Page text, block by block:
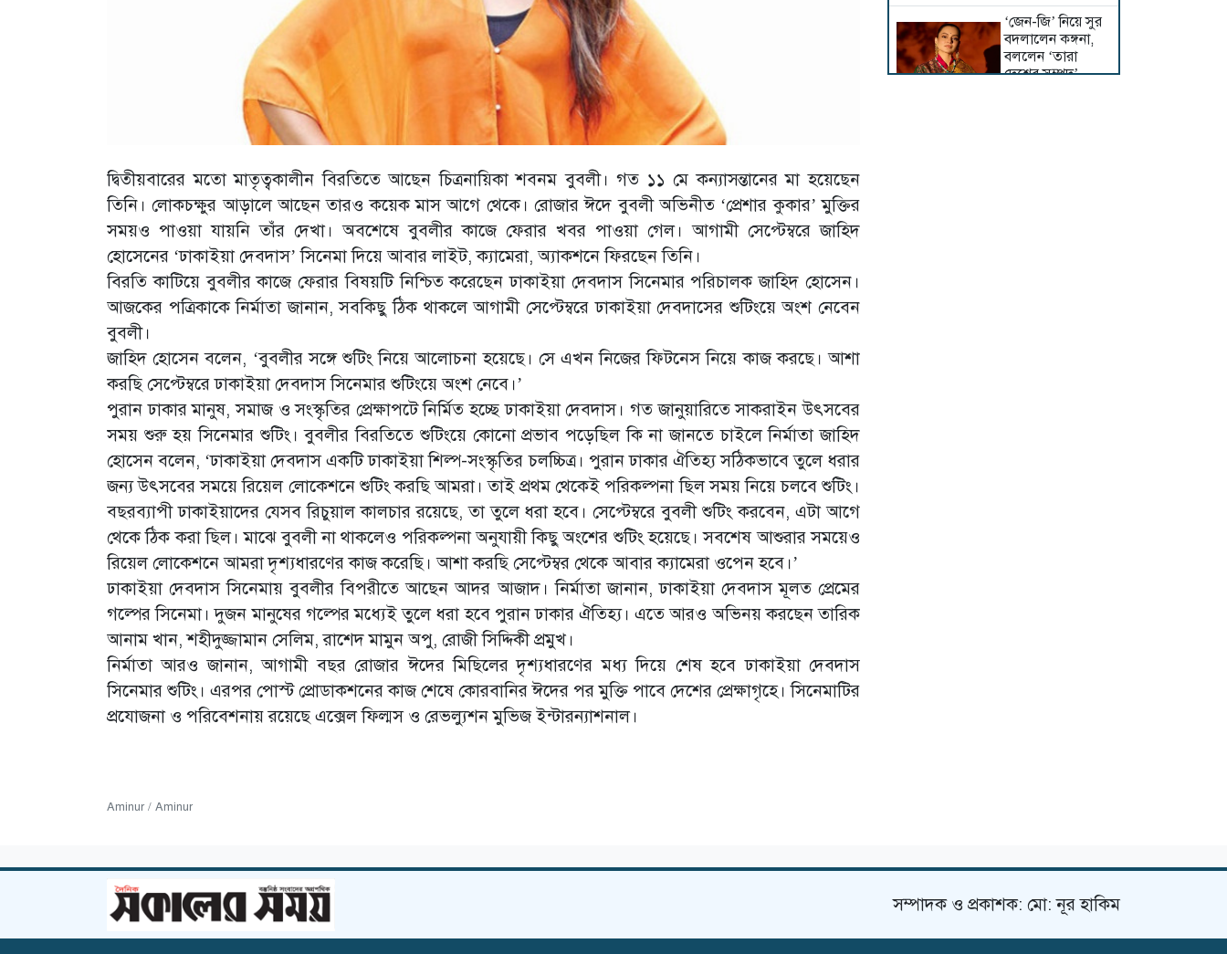
দ্বিতীয়বারের মতো মাতৃত্বকালীন বিরতিতে আছেন চিত্রনায়িকা শবনম বুবলী। গত ১১ মে কন্যাসন্তানের মা হয়েছেন
তিনি। লোকচক্ষুর আড়ালে আছেন তারও কয়েক মাস আগে থেকে। রোজার ঈদে বুবলী অভিনীত ‘প্রেশার কুকার’ মুক্তির
সময়ও পাওয়া যায়নি তাঁর দেখা। অবশেষে বুবলীর কাজে ফেরার খবর পাওয়া গেল। আগামী সেপ্টেম্বরে জাহিদ
হোসেনের ‘ঢাকাইয়া দেবদাস’ সিনেমা দিয়ে আবার লাইট, ক্যামেরা, অ্যাকশনে ফিরছেন তিনি।
বিরতি কাটিয়ে বুবলীর কাজে ফেরার বিষয়টি নিশ্চিত করেছেন ঢাকাইয়া দেবদাস সিনেমার পরিচালক জাহিদ হোসেন।
আজকের পত্রিকাকে নির্মাতা জানান, সবকিছু ঠিক থাকলে আগামী সেপ্টেম্বরে ঢাকাইয়া দেবদাসের শুটিংয়ে অংশ নেবেন
বুবলী।
জাহিদ হোসেন বলেন, ‘বুবলীর সঙ্গে শুটিং নিয়ে আলোচনা হয়েছে। সে এখন নিজের ফিটনেস নিয়ে কাজ করছে। আশা
করছি সেপ্টেম্বরে ঢাকাইয়া দেবদাস সিনেমার শুটিংয়ে অংশ নেবে।’
পুরান ঢাকার মানুষ, সমাজ ও সংস্কৃতির প্রেক্ষাপটে নির্মিত হচ্ছে ঢাকাইয়া দেবদাস। গত জানুয়ারিতে সাকরাইন উৎসবের
সময় শুরু হয় সিনেমার শুটিং। বুবলীর বিরতিতে শুটিংয়ে কোনো প্রভাব পড়েছিল কি না জানতে চাইলে নির্মাতা জাহিদ
হোসেন বলেন, ‘ঢাকাইয়া দেবদাস একটি ঢাকাইয়া শিল্প-সংস্কৃতির চলচ্চিত্র। পুরান ঢাকার ঐতিহ্য সঠিকভাবে তুলে ধরার
জন্য উৎসবের সময়ে রিয়েল লোকেশনে শুটিং করছি আমরা। তাই প্রথম থেকেই পরিকল্পনা ছিল সময় নিয়ে চলবে শুটিং।
বছরব্যাপী ঢাকাইয়াদের যেসব রিচুয়াল কালচার রয়েছে, তা তুলে ধরা হবে। সেপ্টেম্বরে বুবলী শুটিং করবেন, এটা আগে
থেকে ঠিক করা ছিল। মাঝে বুবলী না থাকলেও পরিকল্পনা অনুযায়ী কিছু অংশের শুটিং হয়েছে। সবশেষ আশুরার সময়েও
রিয়েল লোকেশনে আমরা দৃশ্যধারণের কাজ করেছি। আশা করছি সেপ্টেম্বর থেকে আবার ক্যামেরা ওপেন হবে।’
ঢাকাইয়া দেবদাস সিনেমায় বুবলীর বিপরীতে আছেন আদর আজাদ। নির্মাতা জানান, ঢাকাইয়া দেবদাস মূলত প্রেমের
গল্পের সিনেমা। দুজন মানুষের গল্পের মধ্যেই তুলে ধরা হবে পুরান ঢাকার ঐতিহ্য। এতে আরও অভিনয় করছেন তারিক
আনাম খান, শহীদুজ্জামান সেলিম, রাশেদ মামুন অপু, রোজী সিদ্দিকী প্রমুখ।
নির্মাতা আরও জানান, আগামী বছর রোজার ঈদের মিছিলের দৃশ্যধারণের মধ্য দিয়ে শেষ হবে ঢাকাইয়া দেবদাস
সিনেমার শুটিং। এরপর পোস্ট প্রোডাকশনের কাজ শেষে কোরবানির ঈদের পর মুক্তি পাবে দেশের প্রেক্ষাগৃহে। সিনেমাটির
প্রযোজনা ও পরিবেশনায় রয়েছে এক্সেল ফিল্মস ও রেভল্যুশন মুভিজ ইন্টারন্যাশনাল।
Aminur / Aminur
‘জেন-জি’ নিয়ে সুর
বদলালেন কঙ্গনা,
বললেন ‘তারা
দেশের সম্পদ’
সম্পাদক ও প্রকাশক: মো: নূর হাকিম